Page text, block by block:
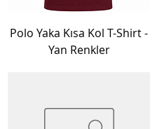
Polo Yaka Kısa Kol T-Shirt -
Yan Renkler